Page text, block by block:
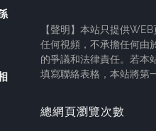
【聲明】本站只提供
任何視頻，不承擔任何由
的爭議和法律責任。若本
填寫聯絡表格，本站將第
總網頁瀏覽次數